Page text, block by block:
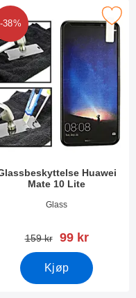
10 Lite som favoritt
-38%
Huawei
Mate 10 Lite
25194
Glass
gammel pris
159 kr ny pris
99 kr
Kjøp
glassbeskyttelse Huawei